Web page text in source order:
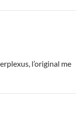
l’original me